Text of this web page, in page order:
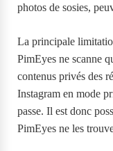
photos de sosies,
La principale
PimEyes ne scanne
contenus privés des
Instagram en mode
passe. Il est donc
PimEyes ne les